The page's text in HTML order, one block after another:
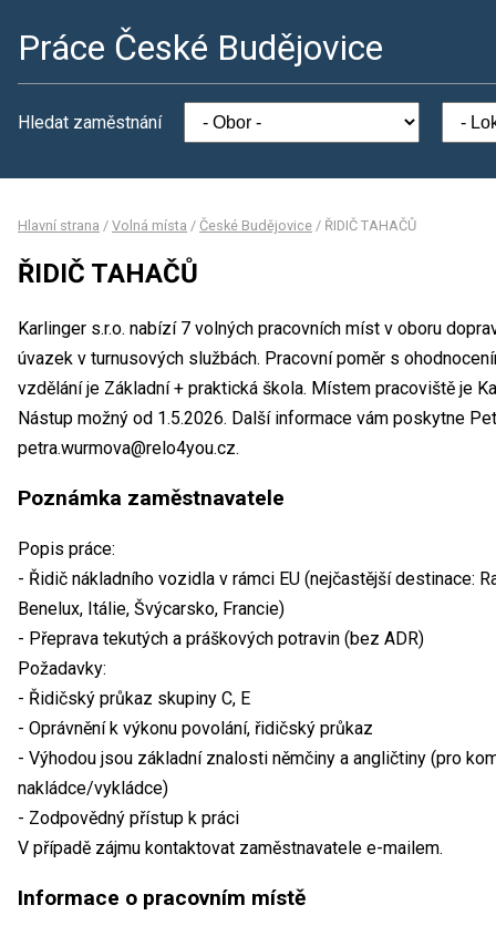
Práce České Budějovice
Hledat zaměstnání
Hlavní strana / Volná místa / České Budějovice / ŘIDIČ TAHAČŮ
ŘIDIČ TAHAČŮ
Karlinger s.r.o. nabízí 7 volných pracovních míst v oboru
úvazek v turnusových službách. Pracovní poměr s
vzdělání je Základní + praktická škola. Místem pracoviště je
Nástup možný od 1.5.2026. Další informace vám poskytne
petra.wurmova@relo4you.cz.
Poznámka zaměstnavatele
Popis práce:
- Řidič nákladního vozidla v rámci EU (nejčastější destinace:
Benelux, Itálie, Švýcarsko, Francie)
- Přeprava tekutých a práškových potravin (bez ADR)
Požadavky:
- Řidičský průkaz skupiny C, E
- Oprávnění k výkonu povolání, řidičský průkaz
- Výhodou jsou základní znalosti němčiny a angličtiny (pro
nakládce/vykládce)
- Zodpovědný přístup k práci
V případě zájmu kontaktovat zaměstnavatele e-mailem.
Informace o pracovním místě